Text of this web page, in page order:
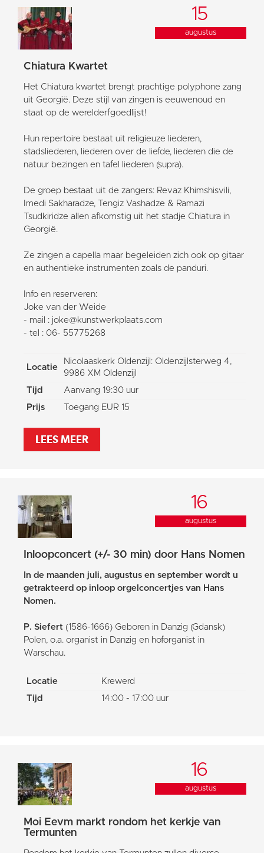
15
augustus
Chiatura Kwartet
Het Chiatura kwartet brengt prachtige polyphone zang
uit Georgië. Deze stijl van zingen is eeuwenoud en
staat op de werelderfgoedlijst!
Hun repertoire bestaat uit religieuze liederen,
stadsliederen, liederen over de liefde, liederen die de
natuur bezingen en tafel liederen (supra).
De groep bestaat uit de zangers: Revaz Khimshisvili,
Imedi Sakharadze, Tengiz Vashadze & Ramazi
Tsudkiridze allen afkomstig uit het stadje Chiatura in
Georgië.
Ze zingen a capella maar begeleiden zich ook op gitaar
en authentieke instrumenten zoals de panduri.
Info en reserveren:
Joke van der Weide
- mail : joke@kunstwerkplaats.com
- tel : 06- 55775268
Locatie
Nicolaaskerk Oldenzijl: Oldenzijlsterweg 4,
9986 XM Oldenzijl
Tijd
Aanvang 19:30 uur
Prijs
Toegang EUR 15
LEES MEER
16
augustus
Inloopconcert (+/- 30 min) door Hans Nomen
In de maanden juli, augustus en september wordt u
getrakteerd op inloop orgelconcertjes van Hans
Nomen.
P. Siefert (1586-1666) Geboren in Danzig (Gdansk)
Polen, o.a. organist in Danzig en hoforganist in
Warschau.
Locatie
Krewerd
Tijd
14:00 - 17:00 uur
16
augustus
Moi Eevm markt rondom het kerkje van
Termunten